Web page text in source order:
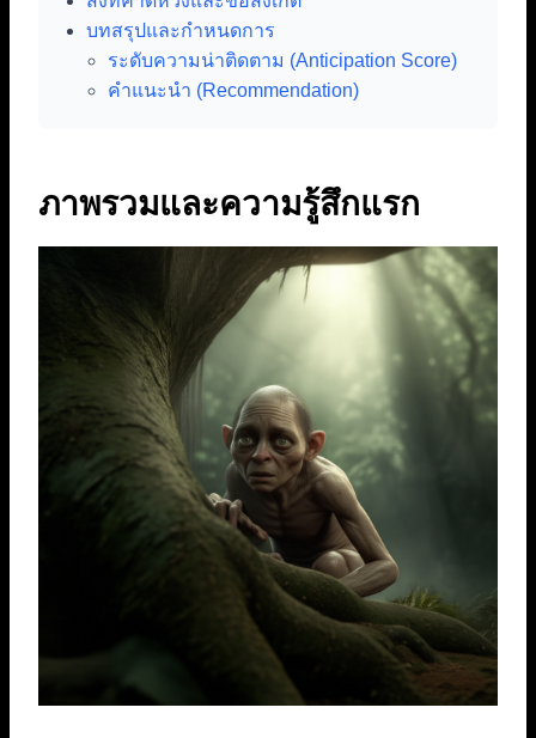
บทสรุปและกำหนดการ
ระดับความน่าติดตาม (Anticipation Score)
คำแนะนำ (Recommendation)
ภาพรวมและความรู้สึกแรก